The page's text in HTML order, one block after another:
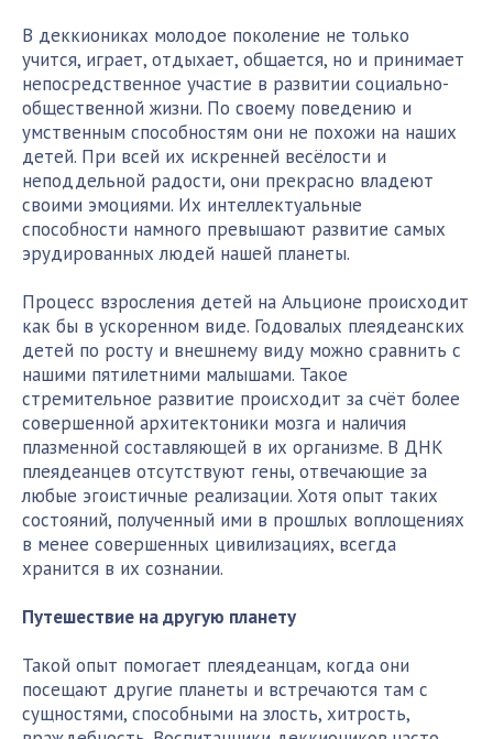
В деккиониках молодое поколение не только
учится, играет, отдыхает, общается, но и принимает
непосредственное участие в развитии социально-
общественной жизни. По своему поведению и
умственным способностям они не похожи на наших
детей. При всей их искренней весёлости и
неподдельной радости, они прекрасно владеют
своими эмоциями. Их интеллектуальные
способности намного превышают развитие самых
эрудированных людей нашей планеты.
Процесс взросления детей на Альционе происходит
как бы в ускоренном виде. Годовалых плеядеанских
детей по росту и внешнему виду можно сравнить с
нашими пятилетними малышами. Такое
стремительное развитие происходит за счёт более
совершенной архитектоники мозга и наличия
плазменной составляющей в их организме. В ДНК
плеядеанцев отсутствуют гены, отвечающие за
любые эгоистичные реализации. Хотя опыт таких
состояний, полученный ими в прошлых воплощениях
в менее совершенных цивилизациях, всегда
хранится в их сознании.
Путешествие на другую планету
Такой опыт помогает плеядеанцам, когда они
посещают другие планеты и встречаются там с
сущностями, способными на злость, хитрость,